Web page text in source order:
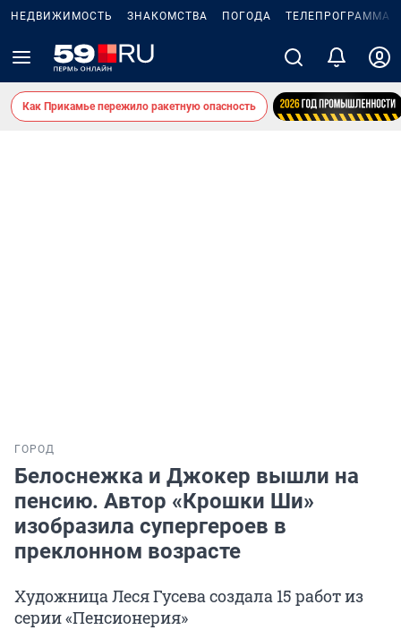
НЕДВИЖИМОСТЬ ЗНАКОМСТВА ПОГОДА ТЕЛЕПРОГРАММА
Как Прикамье пережило ракетную опасность
ГОРОД
Белоснежка и Джокер вышли на
пенсию. Автор «Крошки Ши»
изобразила супергероев в
преклонном возрасте
Художница Леся Гусева создала 15 работ из
серии «Пенсионерия»